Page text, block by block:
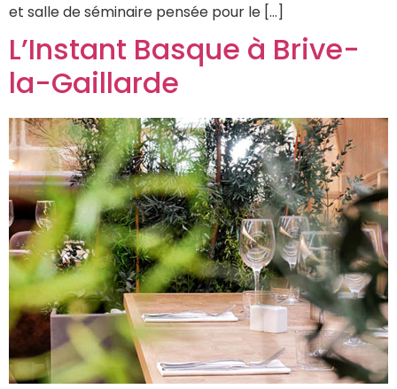
et salle de séminaire pensée pour le […]
L’Instant Basque à Brive-
la-Gaillarde